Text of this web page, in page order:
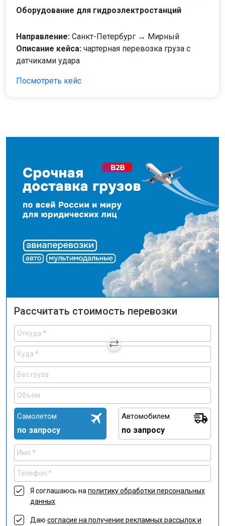
Оборудование для гидроэлектростанций
Направление: Санкт-Петербург → Мирный
Описание кейса: чартерная перевозка груза с
датчиками удара
Посмотреть кейс
Рассчитать стоимость перевозки
Самолетом
по запросу
Автомобилем
по запросу
Я соглашаюсь на политику обработки персональных
данных
Даю согласие на получение рекламных рассылок и